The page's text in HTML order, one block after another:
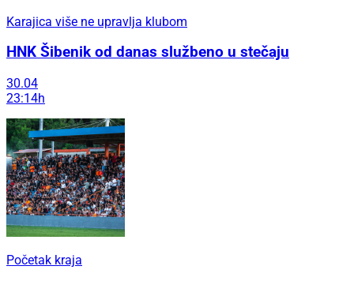
Karajica više ne upravlja klubom
HNK Šibenik od danas službeno u stečaju
30.04
23:14h
Početak kraja